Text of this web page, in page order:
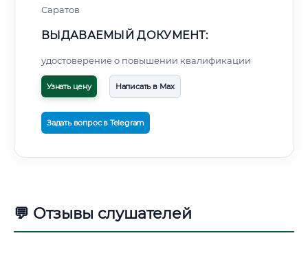
Саратов
ВЫДАВАЕМЫЙ ДОКУМЕНТ:
удостоверение о повышении квалификации
Узнать цену Написать в Max
Задать вопрос в Telegram
💬 Отзывы слушателей